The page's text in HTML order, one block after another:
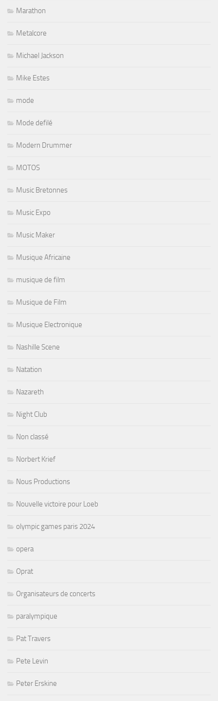
Marathon
Metalcore
Michael Jackson
Mike Estes
mode
Mode defilé
Modern Drummer
MOTOS
Music Bretonnes
Music Expo
Music Maker
Musique Africaine
musique de film
Musique de Film
Musique Electronique
Nashille Scene
Natation
Nazareth
Night Club
Non classé
Norbert Krief
Nous Productions
Nouvelle victoire pour Loeb
olympic games paris 2024
opera
Oprat
Organisateurs de concerts
paralympique
Pat Travers
Pete Levin
Peter Erskine